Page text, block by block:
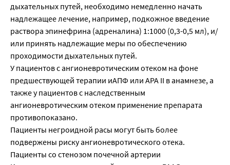
дыхательных путей, необходимо немедленно начать
надлежащее лечение, например, подкожное введение
раствора эпинефрина (адреналина) 1:1000 (0,3-0,5 мл), и/
или принять надлежащие меры по обеспечению
проходимости дыхательных путей.
У пациентов с ангионевротическим отеком на фоне
предшествующей терапии иАПФ или АРА II в анамнезе, а
также у пациентов с наследственным
ангионевротическим отеком применение препарата
противопоказано.
Пациенты негроидной расы могут быть более
подвержены риску ангионевротического отека.
Пациенты со стенозом почечной артерии